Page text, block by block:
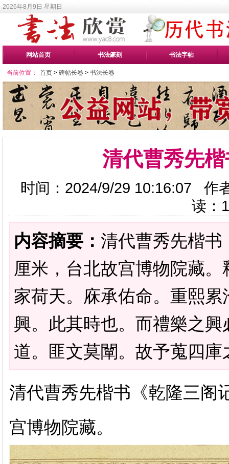
2026年8月9日 星期日
网站首页 书法篆刻 书法字帖
当前位置： 首页 > 碑帖长卷 > 书法长卷
清代曹秀先
时间：2024/9/29 10:16:07
读：
内容摘要： 清代曹秀先楷书
厘米，台北故宫博物院藏
家荷天。庥承佑命。重熙
興。此其時也。而禮樂之
道。匪文莫闡。故予蒐四
清代曹秀先楷书《乾隆三阁
宫博物院藏。